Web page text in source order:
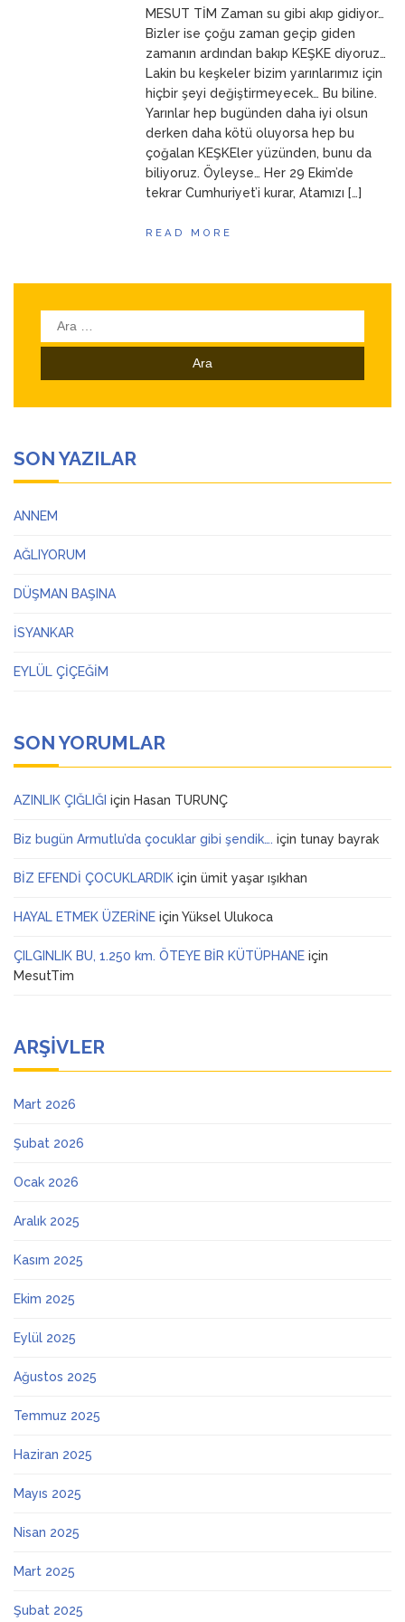
ANNEMMESUT TİM Zaman su gibi akıp gidiyor…
Bizler ise çoğu zaman geçip giden
zamanın ardından bakıp KEŞKE diyoruz…
Lakin bu keşkeler bizim yarınlarımız için
hiçbir şeyi değiştirmeyecek… Bu biline.
Yarınlar hep bugünden daha iyi olsun
derken daha kötü oluyorsa hep bu
çoğalan KEŞKEler yüzünden, bunu da
biliyoruz. Öyleyse… Her 29 Ekim’de
tekrar Cumhuriyet’i kurar, Atamızı […]
READ MORE
Arama:
SON YAZILAR
ANNEM
AĞLIYORUM
DÜŞMAN BAŞINA
İSYANKAR
EYLÜL ÇİÇEĞİM
SON YORUMLAR
AZINLIK ÇIĞLIĞI için Hasan TURUNÇ
Biz bugün Armutlu’da çocuklar gibi şendik…. için tunay bayrak
BİZ EFENDİ ÇOCUKLARDIK için ümit yaşar ışıkhan
HAYAL ETMEK ÜZERİNE için Yüksel Ulukoca
ÇILGINLIK BU, 1.250 km. ÖTEYE BİR KÜTÜPHANE için
MesutTim
ARŞIVLER
Mart 2026
Şubat 2026
Ocak 2026
Aralık 2025
Kasım 2025
Ekim 2025
Eylül 2025
Ağustos 2025
Temmuz 2025
Haziran 2025
Mayıs 2025
Nisan 2025
Mart 2025
Şubat 2025